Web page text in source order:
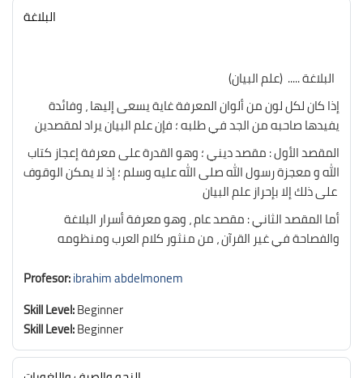
البلاغة
إذا كان لكل لون من ألوان المعرفة غاية يسعى إليها ، وفائدة
يفيدها صاحبه من الجد في طلبه ؛ فإن علم البيان يراد لمقصدين
المقصد الأول : مقصد ديني ؛ وهو القدرة على معرفة إعجاز كتاب
الله و معجزة رسول الله صلى الله عليه وسلم ؛ إذ لا يمكن الوقوف
أما المقصد الثاني : مقصد عام ، وهو معرفة أسرار البلاغة
والفصاحة في غير القرآن ، من منثور كلام العرب ومنظومه
Profesor:ibrahim abdelmonem
Skill Level:Beginner
Skill Level:Beginner